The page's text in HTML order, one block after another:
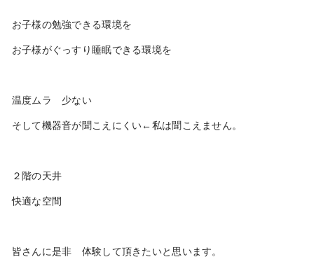
お子様の勉強できる環境を
お子様がぐっすり睡眠できる環境を
温度ムラ 少ない
そして機器音が聞こえにくい←私は聞こえません。
２階の天井
快適な空間
皆さんに是非 体験して頂きたいと思います。